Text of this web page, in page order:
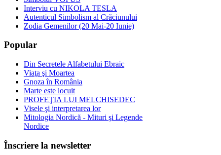
Interviu cu NIKOLA TESLA
Autenticul Simbolism al Crăciunului
Zodia Gemenilor (20 Mai-20 Iunie)
Popular
Din Secretele Alfabetului Ebraic
Viaţa şi Moartea
Gnoza în România
Marte este locuit
PROFEŢIA LUI MELCHISEDEC
Visele şi interpretarea lor
Mitologia Nordică - Mituri şi Legende
Nordice
Înscriere la newsletter